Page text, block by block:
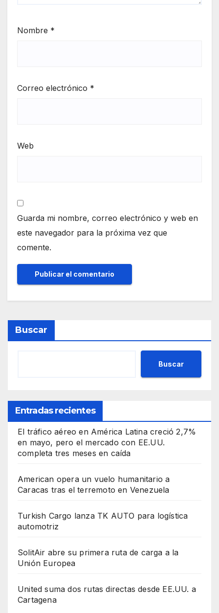
Nombre *
Correo electrónico *
Web
Guarda mi nombre, correo electrónico y web en
este navegador para la próxima vez que
comente.
Buscar
Buscar
Entradas recientes
El tráfico aéreo en América Latina creció 2,7%
en mayo, pero el mercado con EE.UU.
completa tres meses en caída
American opera un vuelo humanitario a
Caracas tras el terremoto en Venezuela
Turkish Cargo lanza TK AUTO para logística
automotriz
SolitAir abre su primera ruta de carga a la
Unión Europea
United suma dos rutas directas desde EE.UU. a
Cartagena